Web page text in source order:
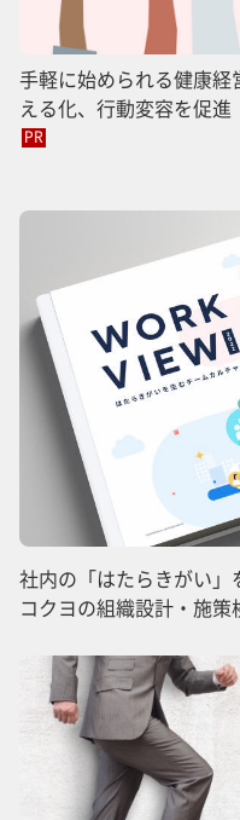
手軽に始められる健康
える化、行動変容を促進
PR
社内の「はたらきがい
コクヨの組織設計・施策